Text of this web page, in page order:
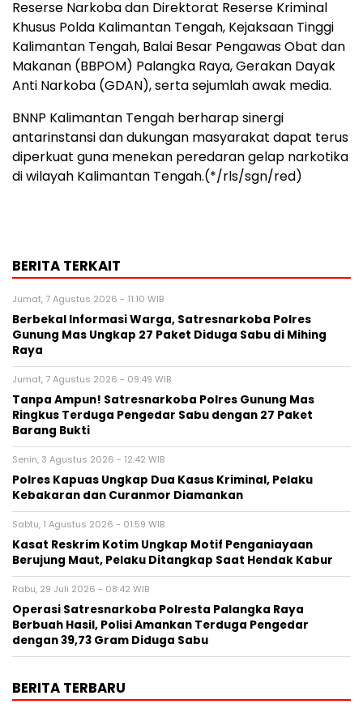
Reserse Narkoba dan Direktorat Reserse Kriminal
Khusus Polda Kalimantan Tengah, Kejaksaan Tinggi
Kalimantan Tengah, Balai Besar Pengawas Obat dan
Makanan (BBPOM) Palangka Raya, Gerakan Dayak
Anti Narkoba (GDAN), serta sejumlah awak media.
BNNP Kalimantan Tengah berharap sinergi
antarinstansi dan dukungan masyarakat dapat terus
diperkuat guna menekan peredaran gelap narkotika
di wilayah Kalimantan Tengah.(*/rls/sgn/red)
BERITA TERKAIT
Jumat, 7 Agustus 2026 - 11:10 WIB
Berbekal Informasi Warga, Satresnarkoba Polres
Gunung Mas Ungkap 27 Paket Diduga Sabu di Mihing
Raya
Jumat, 7 Agustus 2026 - 09:49 WIB
Tanpa Ampun! Satresnarkoba Polres Gunung Mas
Ringkus Terduga Pengedar Sabu dengan 27 Paket
Barang Bukti
Senin, 3 Agustus 2026 - 12:42 WIB
Polres Kapuas Ungkap Dua Kasus Kriminal, Pelaku
Kebakaran dan Curanmor Diamankan
Sabtu, 1 Agustus 2026 - 01:59 WIB
Kasat Reskrim Kotim Ungkap Motif Penganiayaan
Berujung Maut, Pelaku Ditangkap Saat Hendak Kabur
Rabu, 29 Juli 2026 - 08:42 WIB
Operasi Satresnarkoba Polresta Palangka Raya
Berbuah Hasil, Polisi Amankan Terduga Pengedar
dengan 39,73 Gram Diduga Sabu
BERITA TERBARU